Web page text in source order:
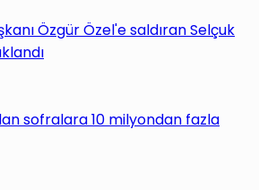
Özgür Özel'e saldıran Selçuk
sofralara 10 milyondan fazla